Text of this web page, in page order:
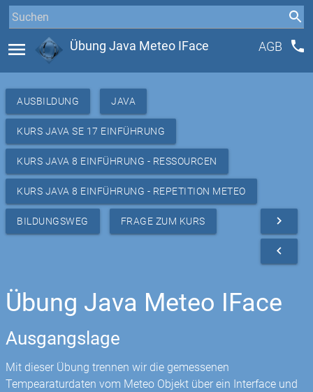
menu Übung Java Meteo IFace AGB phone
AUSBILDUNG JAVA
KURS JAVA SE 17 EINFÜHRUNG
KURS JAVA 8 EINFÜHRUNG - RESSOURCEN
KURS JAVA 8 EINFÜHRUNG - REPETITION METEO
BILDUNGSWEG FRAGE ZUM KURS navigate_next
navigate_before
Übung Java Meteo IFace
Ausgangslage
Mit dieser Übung trennen wir die gemessenen
Tempearaturdaten vom Meteo Objekt über ein Interface und